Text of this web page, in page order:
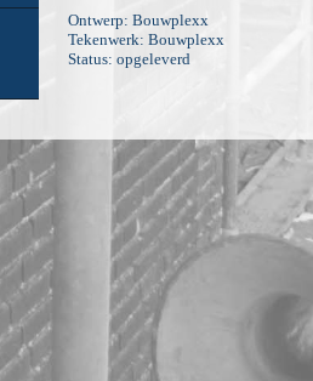
Ontwerp: Bouwplexx
Tekenwerk: Bouwplexx
Status: opgeleverd